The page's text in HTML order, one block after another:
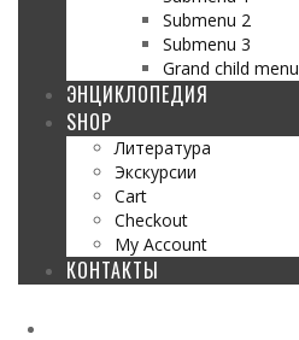
Submenu 2
Submenu 3
Grand child menu
ЭНЦИКЛОПЕДИЯ
SHOP
Литература
Экскурсии
Cart
Checkout
My Account
КОНТАКТЫ